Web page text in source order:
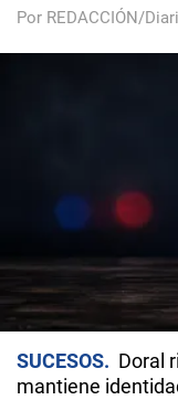
Por REDACCIÓN/
SUCESOS
Doral
mantiene